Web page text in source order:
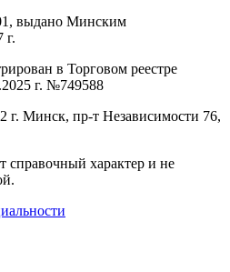
выдано Минским
г.
в Торговом реестре
г. №749588
г. Минск, пр-т Независимости 76,
справочный характер и не